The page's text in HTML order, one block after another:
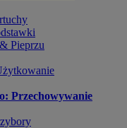
Pieprzu
Przechowywanie